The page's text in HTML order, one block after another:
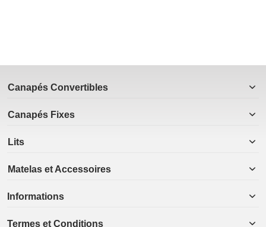
Canapés Convertibles
Canapés Fixes
Lits
Matelas et Accessoires
Informations
Termes et Conditions